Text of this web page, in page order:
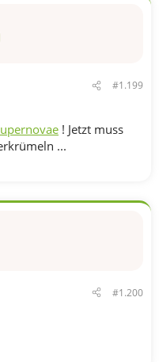
#1.199
! Jetzt muss
...
#1.200